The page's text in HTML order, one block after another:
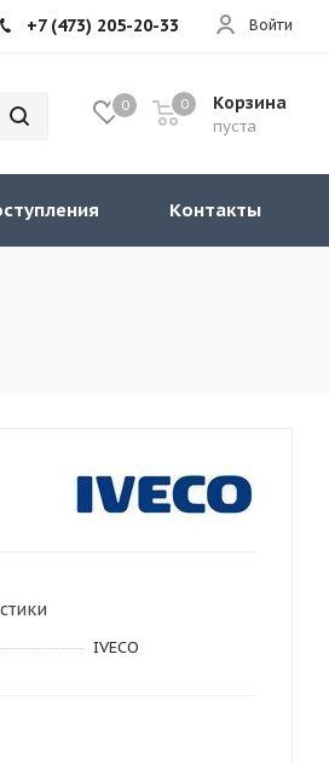
Войти
+7 (473) 205-20-33
0 Корзина
пуста
0
Контакты
IVECO